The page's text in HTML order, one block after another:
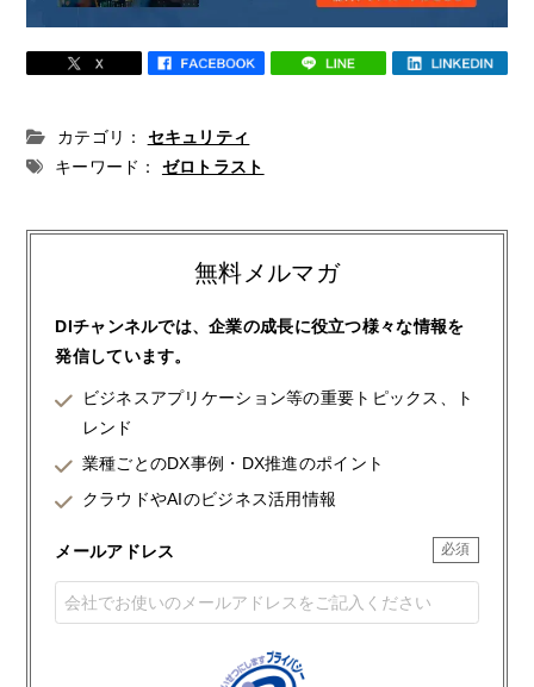
カテゴリ：
セキュリティ
キーワード：
ゼロトラスト
無料メルマガ
DIチャンネルでは、企業の成長に役立つ様々な情報を
発信しています。
ビジネスアプリケーション等の重要トピックス、ト
レンド
業種ごとのDX事例・DX推進のポイント
クラウドやAIのビジネス活用情報
メールアドレス